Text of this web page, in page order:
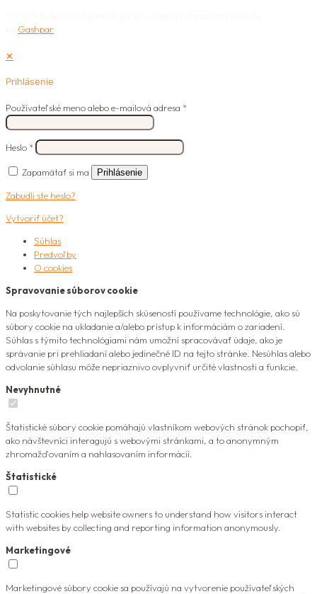
Gashpar
✕
Prihlásenie
Používateľské meno alebo e-mailová adresa *
Heslo *
Zapamätať si ma Prihlásenie
Zabudli ste heslo?
Vytvoriť účet?
Súhlas
Predvoľby
O cookies
Spravovanie súborov cookie
Na poskytovanie tých najlepších skúseností používame technológie, ako sú
súbory cookie na ukladanie a/alebo prístup k informáciám o zariadení.
Súhlas s týmito technológiami nám umožní spracovávať údaje, ako je
správanie pri prehliadaní alebo jedinečné ID na tejto stránke. Nesúhlas alebo
odvolanie súhlasu môže nepriaznivo ovplyvniť určité vlastnosti a funkcie.
Nevyhnutné
Štatistické súbory cookie pomáhajú vlastníkom webových stránok pochopiť,
ako návštevníci interagujú s webovými stránkami, a to anonymným
zhromažďovaním a nahlasovaním informácií.
Štatistické
Statistic cookies help website owners to understand how visitors interact
with websites by collecting and reporting information anonymously.
Marketingové
Marketingové súbory cookie sa používajú na vytvorenie používateľských